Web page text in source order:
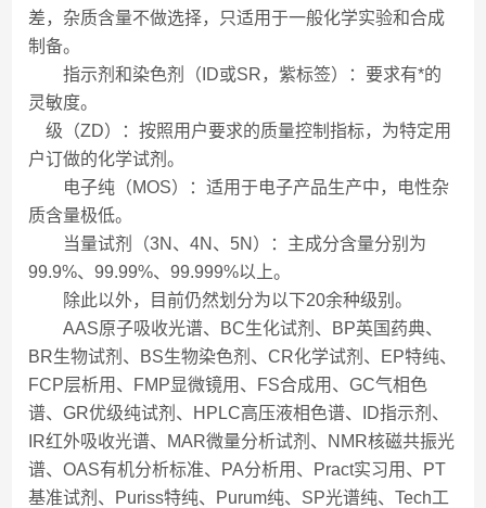
差，杂质含量不做选择，只适用于一般化学实验和合成
制备。
指示剂和染色剂（ID或SR，紫标签）：要求有*的
灵敏度。
级（ZD）：按照用户要求的质量控制指标，为特定用
户订做的化学试剂。
电子纯（MOS）：适用于电子产品生产中，电性杂
质含量极低。
当量试剂（3N、4N、5N）：主成分含量分别为
99.9%、99.99%、99.999%以上。
除此以外，目前仍然划分为以下20余种级别。
AAS原子吸收光谱、BC生化试剂、BP英国药典、
BR生物试剂、BS生物染色剂、CR化学试剂、EP特纯、
FCP层析用、FMP显微镜用、FS合成用、GC气相色
谱、GR优级纯试剂、HPLC高压液相色谱、ID指示剂、
IR红外吸收光谱、MAR微量分析试剂、NMR核磁共振光
谱、OAS有机分析标准、PA分析用、Pract实习用、PT
基准试剂、Puriss特纯、Purum纯、SP光谱纯、Tech工